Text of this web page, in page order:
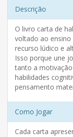
Descrição
O livro carta de
voltado ao ensino
recurso lúdico e
Isso porque une
tanto a
habilidades
pensamento
Como Jogar
Cada carta